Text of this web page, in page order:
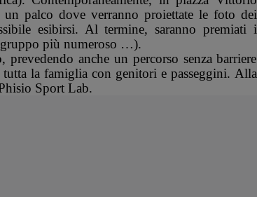
palco dove verranno proiettate le foto dei
esibirsi. Al termine, saranno premiati i
più numeroso …).
anche un percorso senza barriere
la famiglia con genitori e passeggini. Alla
Sport Lab.